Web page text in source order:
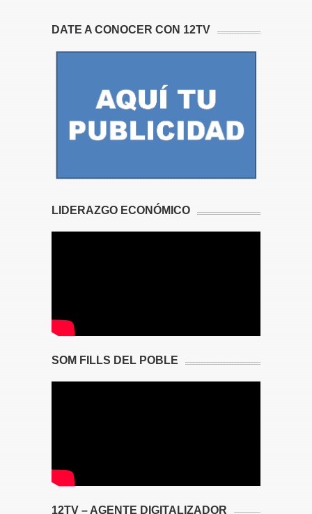
DATE A CONOCER CON 12TV
LIDERAZGO ECONÓMICO
SOM FILLS DEL POBLE
12TV – AGENTE DIGITALIZADOR